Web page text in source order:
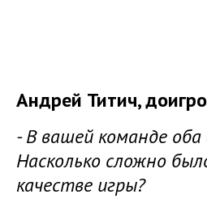
Андрей Титич,
- В вашей команде
Насколько сложно
качестве игры?